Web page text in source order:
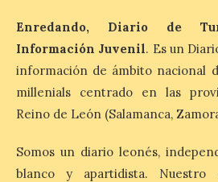
del nuevo ranking de
Billionhands que revela
los diez destinos y
preferidos por los
consumidores para
tomarse una caña este
verano.
Enredando, Diario de
Información Juvenil. Es un
información de ámbito nacional
millenials centrado en las
Reino de León (Salamanca,
Somos un diario leonés,
blanco y apartidista. Nuestro